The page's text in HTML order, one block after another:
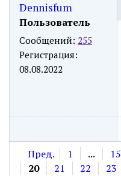
Dennisfum
Пользователь
Сообщений: 255
Регистрация:
08.08.2022
Пред.
1 ... 15
20
21 22 23